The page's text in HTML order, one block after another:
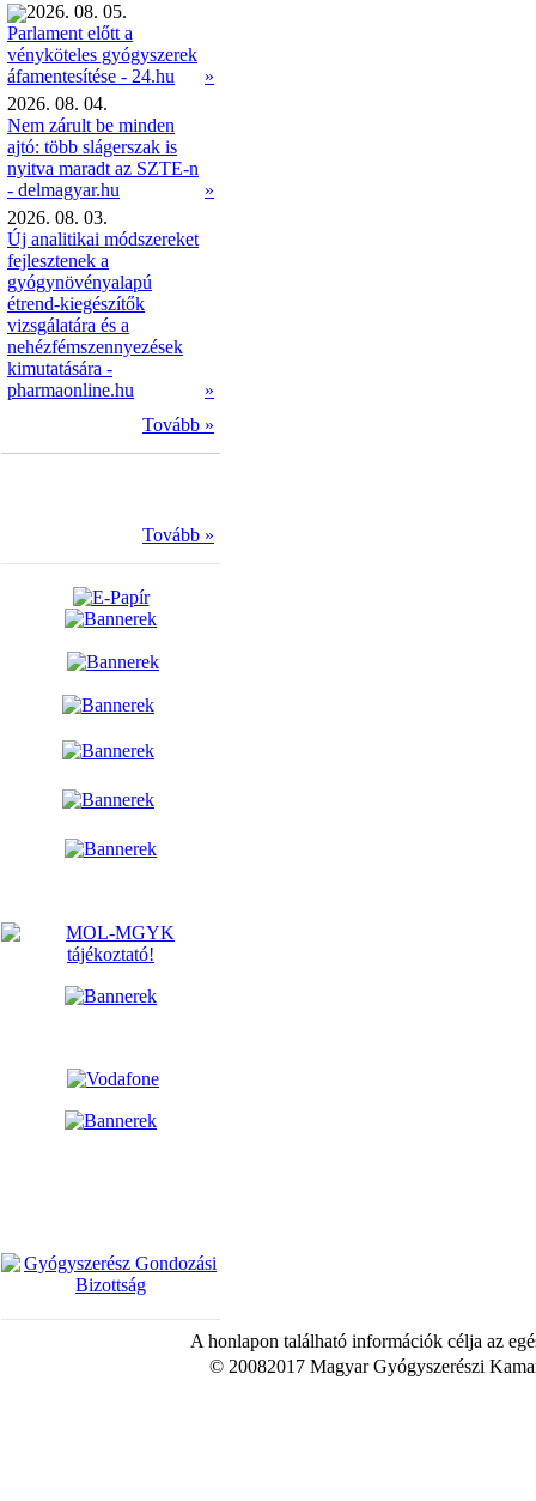
2026. 08. 05.
Parlament előtt a
vényköteles gyógyszerek
áfamentesítése - 24.hu
»
2026. 08. 04.
Nem zárult be minden
ajtó: több slágerszak is
nyitva maradt az SZTE-n
- delmagyar.hu
»
2026. 08. 03.
Új analitikai módszereket
fejlesztenek a
gyógynövényalapú
étrend-kiegészítők
vizsgálatára és a
nehézfémszennyezések
kimutatására -
pharmaonline.hu
»
Tovább »
Tovább »
A honlapon található információk célja az
© 20082017 Magyar Gyógyszerészi